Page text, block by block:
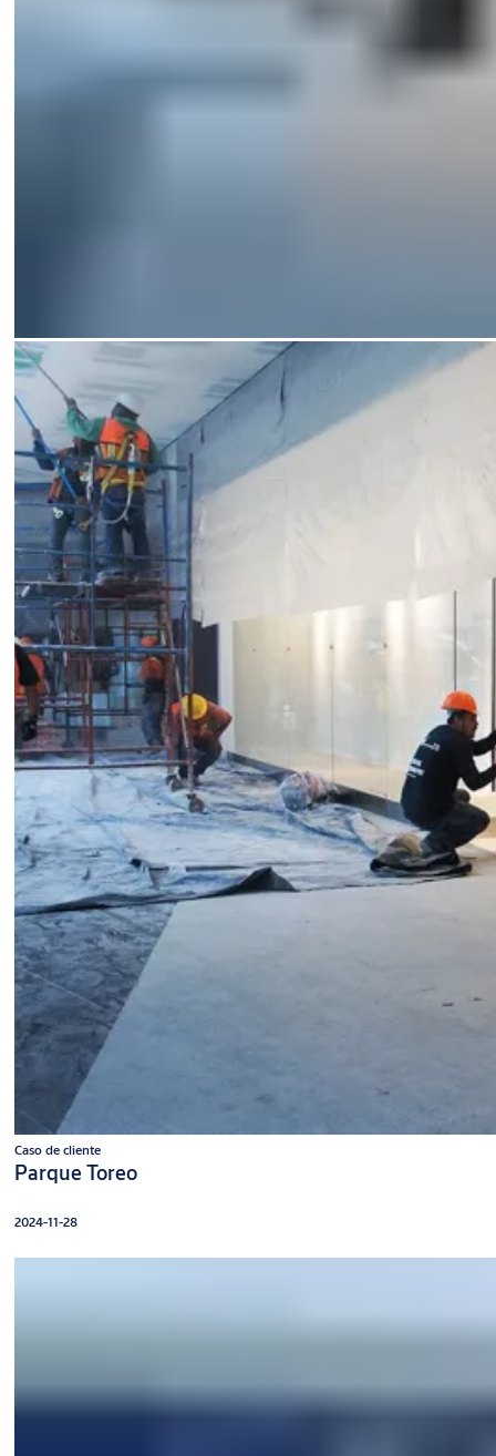
Caso de cliente
Parque Toreo
2024-11-28